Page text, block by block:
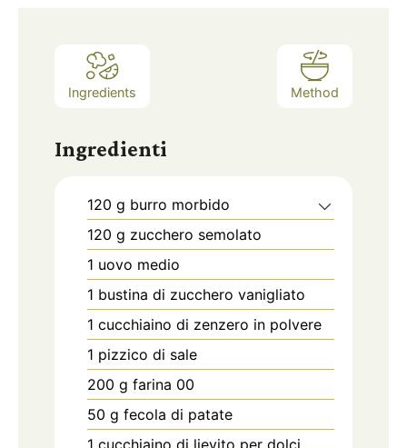
Ingredients Method
Ingredienti
120 g burro morbido
120 g zucchero semolato
1 uovo medio
1 bustina di zucchero vanigliato
1 cucchiaino di zenzero in polvere
1 pizzico di sale
200 g farina 00
50 g fecola di patate
1 cucchiaino di lievito per dolci